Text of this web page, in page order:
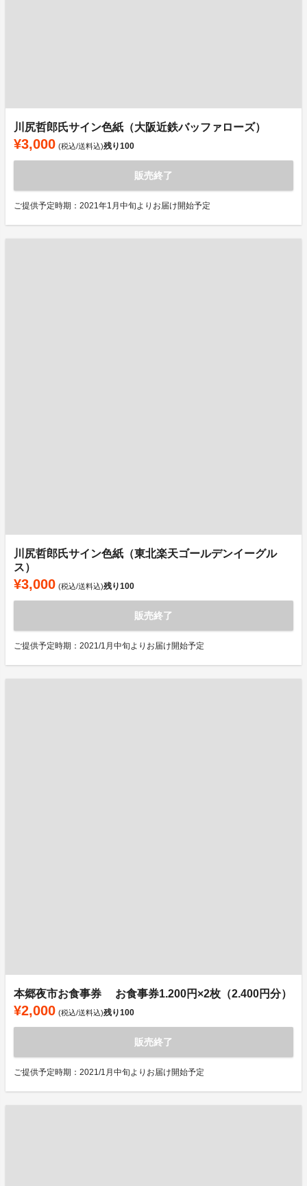
川尻哲郎氏サイン色紙（大阪近鉄バッファローズ）
¥3,000 (税込/送料込)残り100
販売終了
ご提供予定時期：2021年1月中旬よりお届け開始予定
川尻哲郎氏サイン色紙（東北楽天ゴールデンイーグル
ス）
¥3,000 (税込/送料込)残り100
販売終了
ご提供予定時期：2021/1月中旬よりお届け開始予定
本郷夜市お食事券 お食事券1.200円×2枚（2.400円分）
¥2,000 (税込/送料込)残り100
販売終了
ご提供予定時期：2021/1月中旬よりお届け開始予定